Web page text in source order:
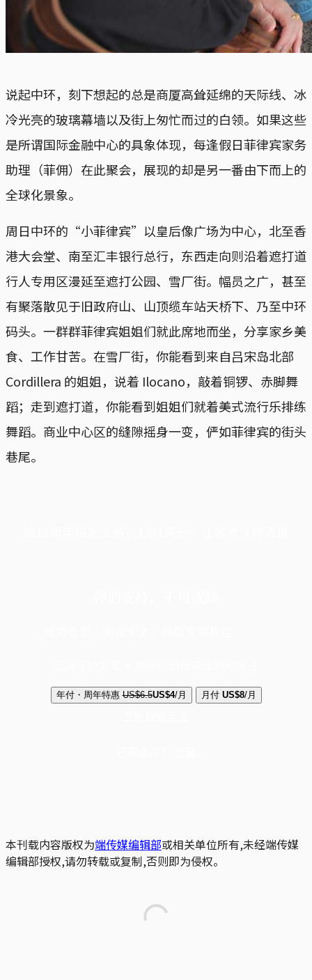
说起中环，刻下想起的总是商厦高耸延绵的天际线、冰
冷光亮的玻璃幕墙以及街上匆忙而过的白领。如果这些
是所谓国际金融中心的具象体现，每逢假日菲律宾家务
助理（菲佣）在此聚会，展现的却是另一番由下而上的
全球化景象。
周日中环的“小菲律宾”以皇后像广场为中心，北至香
港大会堂、南至汇丰银行总行，东西走向则沿着遮打道
行人专用区漫延至遮打公园、雪厂街。幅员之广，甚至
有聚落散见于旧政府山、山顶缆车站天桥下、乃至中环
码头。一群群菲律宾姐姐们就此席地而坐，分享家乡美
食、工作甘苦。在雪厂街，你能看到来自吕宋岛北部
Cordillera 的姐姐，说着 Ilocano，敲着铜锣、赤脚舞
蹈；走到遮打道，你能看到姐姐们就着美式流行乐排练
舞蹈。商业中心区的缝隙摇身一变，俨如菲律宾的街头
巷尾。
年付・周年特惠 US$6.5US$4/月 月付 US$8/月
本刊载内容版权为端传媒编辑部或相关单位所有,未经端传媒
编辑部授权,请勿转载或复制,否则即为侵权。